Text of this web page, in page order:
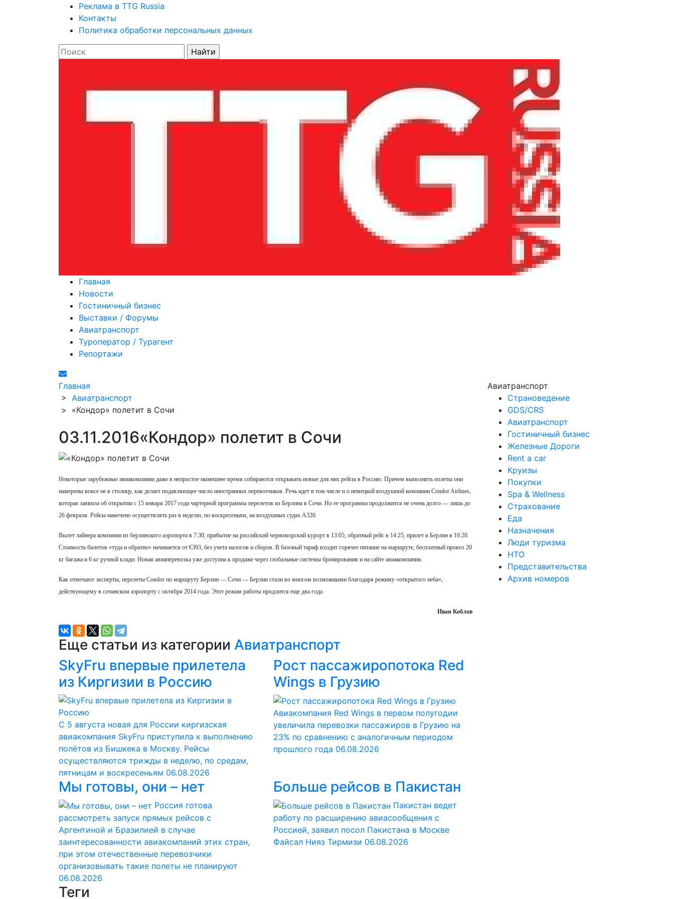
Реклама в TTG Russia
Контакты
Политика обработки персональных данных
Главная
Новости
Гостиничный бизнес
Выставки / Форумы
Авиатранспорт
Туроператор / Турагент
Репортажи
Главная
> Авиатранспорт
> «Кондор» полетит в Сочи
03.11.2016«Кондор» полетит в Сочи
Некоторые зарубежные авиакомпании даже в непростое нынешнее время собираются открывать новые для них рейсы в Россию. Причем выполнять полеты они
намерены вовсе не в столицу, как делает подавляющее число иностранных перевозчиков. Речь идет в том числе и о немецкой воздушной компании Condor Airlines,
которая заявила об открытии с 15 января 2017 года чартерной программы перелетов из Берлина в Сочи. Но ее программа продолжится не очень долго — лишь до
26 февраля. Рейсы намечено осуществлять раз в неделю, по воскресеньям, на воздушных судах A320.
Вылет лайнера компании из берлинского аэропорта в 7:30, прибытие на российский черноморский курорт в 13:05; обратный рейс в 14:25, прилет в Берлин в 16:20.
Стоимость билетов «туда и обратно» начинается от €393, без учета налогов и сборов. В базовый тариф входит горячее питание на маршруте, бесплатный провоз 20
кг багажа и 6 кг ручной клади. Новая авиаперевозка уже доступна к продаже через глобальные системы бронирования и на сайте авиакомпании.
Как отмечают эксперты, перелеты Condor по маршруту Берлин — Сочи — Берлин стали во многом возможными благодаря режиму «открытого неба»,
действующему в сочинском аэропорту с октября 2014 года. Этот режим работы продлится еще два года.
Иван Коблов
Еще статьи из категории Авиатранспорт
SkyFru впервые прилетела
из Киргизии в Россию
С 5 августа новая для России киргизская
авиакомпания SkyFru приступила к выполнению
полётов из Бишкека в Москву. Рейсы
осуществляются трижды в неделю, по средам,
пятницам и воскресеньям 06.08.2026
Рост пассажиропотока Red
Wings в Грузию
Авиакомпания Red Wings в первом полугодии
увеличила перевозки пассажиров в Грузию на
23% по сравнению с аналогичным периодом
прошлого года 06.08.2026
Мы готовы, они – нет
Россия готова
рассмотреть запуск прямых рейсов с
Аргентиной и Бразилией в случае
заинтересованности авиакомпаний этих стран,
при этом отечественные перевозчики
организовывать такие полеты не планируют
06.08.2026
Больше рейсов в Пакистан
Пакистан ведет
работу по расширению авиасообщения с
Россией, заявил посол Пакистана в Москве
Файсал Нияз Тирмизи 06.08.2026
Теги
Авиатранспорт
Страноведение
GDS/CRS
Авиатранспорт
Гостиничный бизнес
Железные Дороги
Rent a car
Круизы
Покупки
Spa & Wellness
Страхование
Еда
Назначения
Люди туризма
НТО
Представительства
Архив номеров